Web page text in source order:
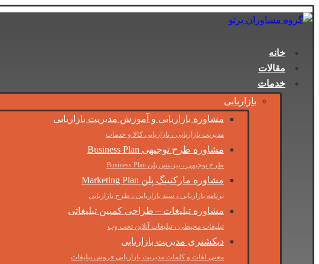
خانه
مقالات
خدمات
بازاریابی
مشاوره بازاریابی و آموزش مدیریت بازاریابی
مدیریت بازاریابی ، بازاریابی کالا و خدمات
مشاوره طرح توجیهی Business Plan
طرح توجیهی ، بیزینس پلن Business Plan
مشاوره مارکتینگ پلن Marketing Plan
برنامه بازاریابی ، سند بازاریابی ، طرح بازاریابی
مشاوره تبلیغات – طراحی کمپین تبلیغاتی
تبلیغات محیطی ، تبلیغات آنلاین تحت وب
دیکشنری مدیریت بازاریابی
معنی لغات و کلمات مدیریت بازاریابی فروش تبلیغات